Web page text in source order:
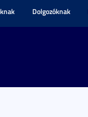
Dolgozóknak